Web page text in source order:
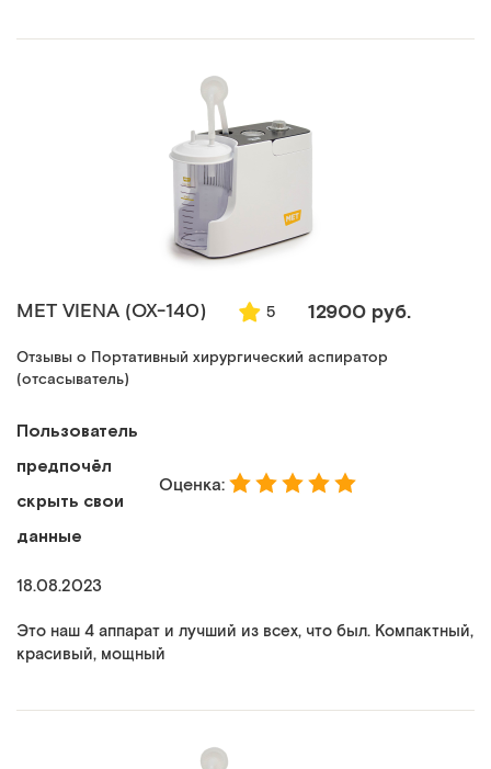
MET VIENA (ОХ-140) 5 12900 руб.
Отзывы о Портативный хирургический аспиратор
(отсасыватель)
Пользователь
предпочёл
скрыть свои
данные
Оценка:
18.08.2023
Это наш 4 аппарат и лучший из всех, что был. Компактный,
красивый, мощный